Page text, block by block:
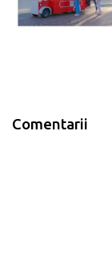
Comentarii